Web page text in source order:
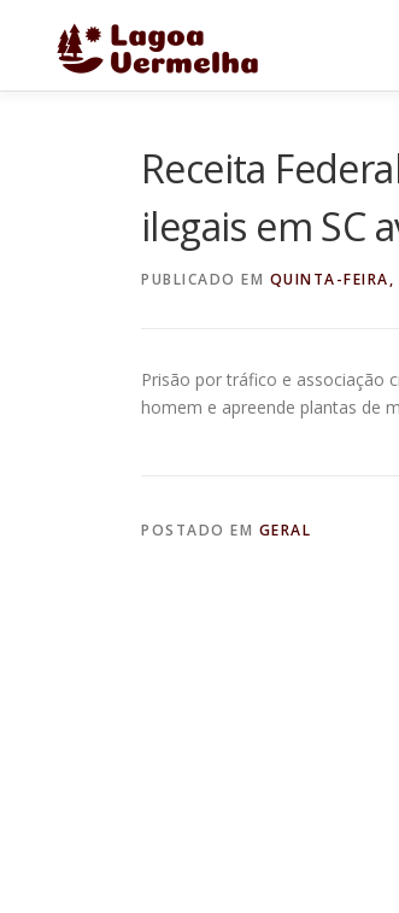
conteúdo
Receita
ilegais em SC
PUBLICADO EM QUINTA-
Prisão por tráfico e associação
homem e apreende plantas de
POSTADO EM GERAL